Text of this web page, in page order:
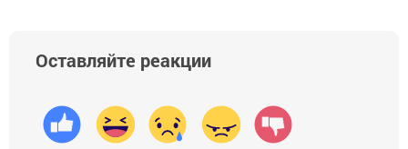
Оставляйте реакции